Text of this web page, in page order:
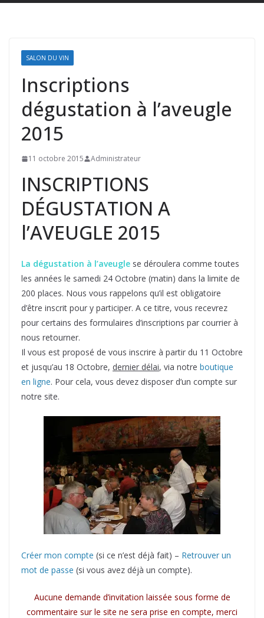
SALON DU VIN
Inscriptions
dégustation à l’aveugle
2015
11 octobre 2015 Administrateur
INSCRIPTIONS
DÉGUSTATION A
l’AVEUGLE 2015
La dégustation à l’aveugle se déroulera comme toutes
les années le samedi 24 Octobre (matin) dans la limite de
200 places. Nous vous rappelons qu’il est obligatoire
d’être inscrit pour y participer. A ce titre, vous recevrez
pour certains des formulaires d’inscriptions par courrier à
nous retourner.
Il vous est proposé de vous inscrire à partir du 11 Octobre
et jusqu’au 18 Octobre, dernier délai, via notre boutique
en ligne. Pour cela, vous devez disposer d’un compte sur
notre site.
Créer mon compte (si ce n’est déjà fait) – Retrouver un
mot de passe (si vous avez déjà un compte).
Aucune demande d’invitation laissée sous forme de
commentaire sur le site ne sera prise en compte, merci